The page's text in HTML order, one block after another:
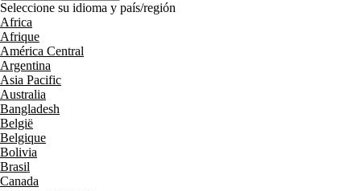
Seleccione su idioma y país/región
Africa
Afrique
América Central
Argentina
Asia Pacific
Australia
Bangladesh
België
Belgique
Bolivia
Brasil
Canada